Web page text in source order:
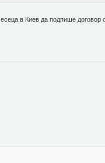
в Киев да подпише договор